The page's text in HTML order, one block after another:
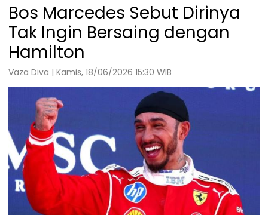
Bos Marcedes Sebut Dirinya
Tak Ingin Bersaing dengan
Hamilton
Vaza Diva | Kamis, 18/06/2026 15:30 WIB